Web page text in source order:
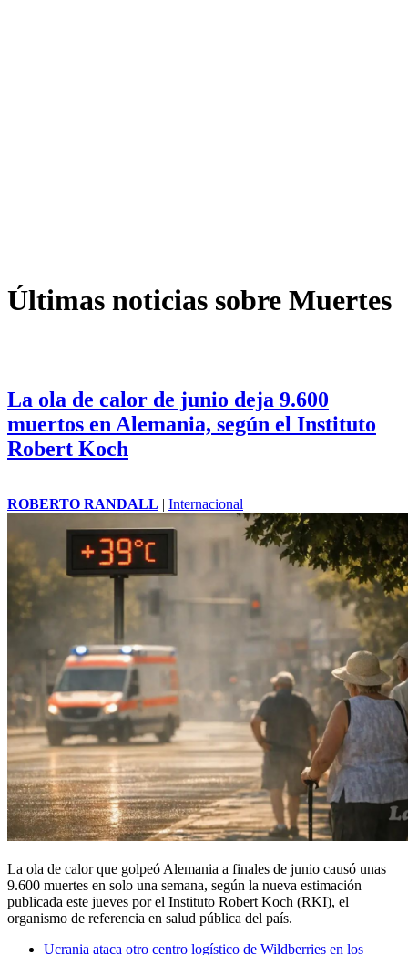
Últimas noticias sobre Muertes
La ola de calor de junio deja 9.600
muertos en Alemania, según el Instituto
Robert Koch
ROBERTO RANDALL | Internacional
La ola de calor que golpeó Alemania a finales de junio causó unas
9.600 muertes en solo una semana, según la nueva estimación
publicada este jueves por el Instituto Robert Koch (RKI), el
organismo de referencia en salud pública del país.
Ucrania ataca otro centro logístico de Wildberries en los